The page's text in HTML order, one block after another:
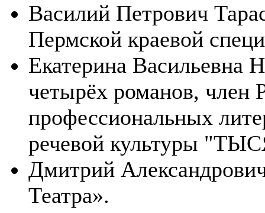
Василий Петрович
Пермской краевой
Екатерина Васильевна
четырёх романов, член
профессиональных
речевой культуры
Дмитрий
Театра».